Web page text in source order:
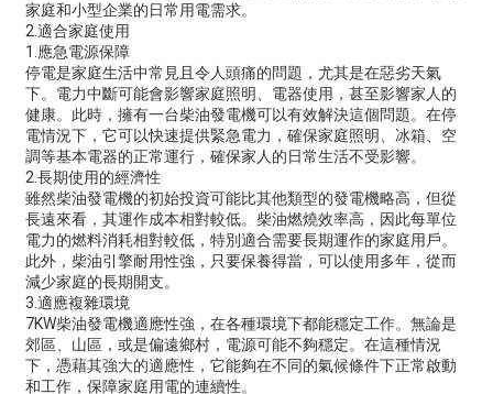
家庭和小型企業的日常用電需求。
2.適合家庭使用
1.應急電源保障
停電是家庭生活中常見且令人頭痛的問題，尤其是在惡劣天氣
下。電力中斷可能會影響家庭照明、電器使用，甚至影響家人的
健康。此時，擁有一台柴油發電機可以有效解決這個問題。在停
電情況下，它可以快速提供緊急電力，確保家庭照明、冰箱、空
調等基本電器的正常運行，確保家人的日常生活不受影響。
2.長期使用的經濟性
雖然柴油發電機的初始投資可能比其他類型的發電機略高，但從
長遠來看，其運作成本相對較低。柴油燃燒效率高，因此每單位
電力的燃料消耗相對較低，特別適合需要長期運作的家庭用戶。
此外，柴油引擎耐用性強，只要保養得當，可以使用多年，從而
減少家庭的長期開支。
3.適應複雜環境
7KW柴油發電機適應性強，在各種環境下都能穩定工作。無論是
郊區、山區，或是偏遠鄉村，電源可能不夠穩定。在這種情況
下，憑藉其強大的適應性，它能夠在不同的氣候條件下正常啟動
和工作，保障家庭用電的連續性。